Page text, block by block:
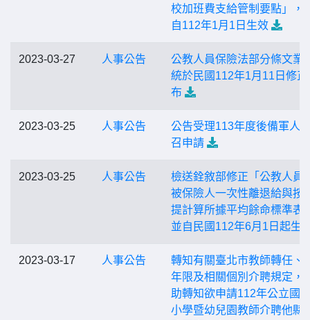
校加班費支給管制要點」，
自112年1月1日生效
2023-03-27 人事公告
公教人員保險法部分條文業
統於民國112年1月11日修正
布
2023-03-25 人事公告
公告受理113年度後備軍人
召申請
2023-03-25 人事公告
檢送銓敘部修正「公教人員
被保險人一次性離退給與按
提計算所據平均餘命標準表
並自民國112年6月1日起生
2023-03-17 人事公告
轉知有關臺北市教師轉任、
年限及相關個別介聘規定，
助轉知欲申請112年公立國
小學暨幼兒園教師介聘他縣